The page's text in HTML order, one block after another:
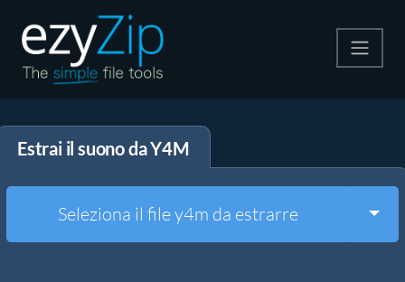
Decomprimi
Altri strumenti
Estrai il suono da Y4M
Seleziona il file y4m da estrarre